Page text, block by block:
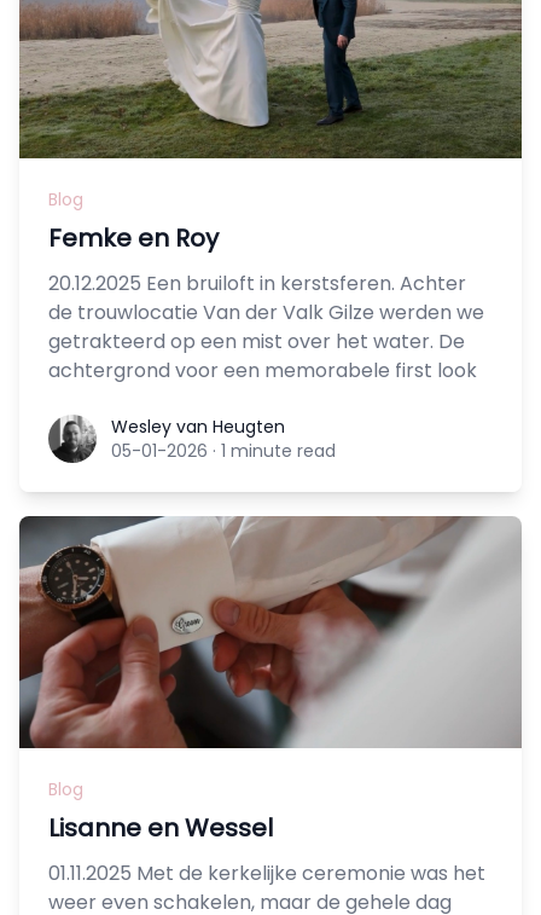
Blog
Femke en Roy
20.12.2025 Een bruiloft in kerstsferen. Achter
de trouwlocatie Van der Valk Gilze werden we
getrakteerd op een mist over het water. De
achtergrond voor een memorabele first look
Wesley van Heugten
Wesley van Heugten
05-01-2026 · 1 minute read
Blog
Lisanne en Wessel
01.11.2025 Met de kerkelijke ceremonie was het
weer even schakelen, maar de gehele dag